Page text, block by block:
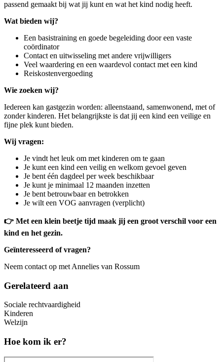
passend gemaakt bij wat jij kunt en wat het kind nodig heeft.
Wat bieden wij?
Een basistraining en goede begeleiding door een vaste
coördinator
Contact en uitwisseling met andere vrijwilligers
Veel waardering en een waardevol contact met een kind
Reiskostenvergoeding
Wie zoeken wij?
Iedereen kan gastgezin worden: alleenstaand, samenwonend, met of
zonder kinderen. Het belangrijkste is dat jij een kind een veilige en
fijne plek kunt bieden.
Wij vragen:
Je vindt het leuk om met kinderen om te gaan
Je kunt een kind een veilig en welkom gevoel geven
Je bent één dagdeel per week beschikbaar
Je kunt je minimaal 12 maanden inzetten
Je bent betrouwbaar en betrokken
Je wilt een VOG aanvragen (verplicht)
👉 Met een klein beetje tijd maak jij een groot verschil voor een
kind en het gezin.
Geïnteresseerd of vragen?
Neem contact op met Annelies van Rossum
Gerelateerd aan
Sociale rechtvaardigheid
Kinderen
Welzijn
Hoe kom ik er?